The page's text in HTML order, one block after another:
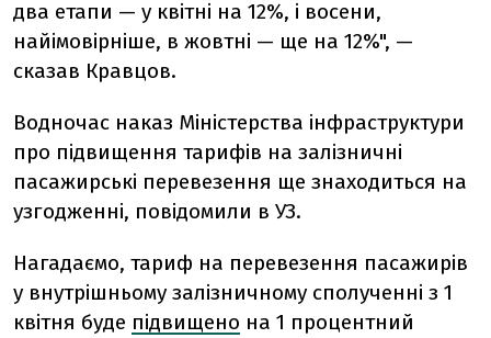
два етапи — у квітні на 12%, і восени,
найімовірніше, в жовтні — ще на 12%", —
сказав Кравцов.
Водночас наказ Міністерства інфраструктури
про підвищення тарифів на залізничні
пасажирські перевезення ще знаходиться на
узгодженні, повідомили в УЗ.
Нагадаємо, тариф на перевезення пасажирів
у внутрішньому залізничному сполученні з 1
квітня буде підвищено на 1 процентний